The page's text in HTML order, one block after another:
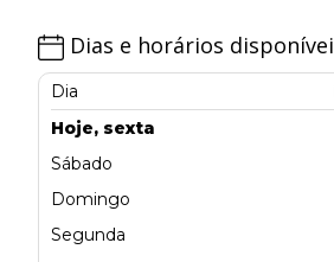
Dias e horários
Dia
Hoje, sexta
Sábado
Domingo
Segunda